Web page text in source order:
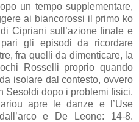
un tempo supplementare,
ai biancorossi il primo ko
Cipriani sull’azione finale e
gli episodi da ricordare
fra quelli da dimenticare, la
Rosselli proprio quando
isolare dal contesto, ovvero
Sesoldi dopo i problemi fisici.
apre le danze e l’Use
e De Leone: 14-8.